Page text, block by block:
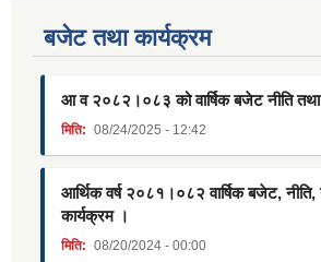
बजेट तथा कार्यक्रम
आ व २०८२।०८३ को वार्षिक बजेट नीति
मिति: 08/24/2025 - 12:42
आर्थिक वर्ष २०८१।०८२ वार्षिक बजेट, नीति,
कार्यक्रम ।
मिति: 08/20/2024 - 00:00